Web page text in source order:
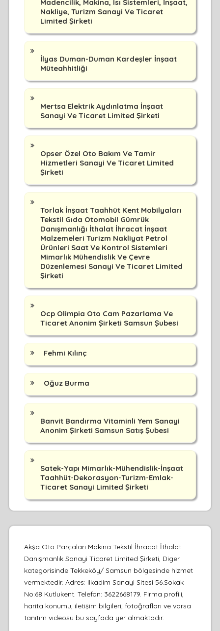
Madencilik, Makina, Isı Sistemleri, İnşaat,
Nakliye, Turizm Sanayi Ve Ticaret
Limited Şirketi
İlyas Duman-Duman Kardeşler İnşaat
Müteahhitliği
Mertsa Elektrik Aydınlatma İnşaat
Sanayi Ve Ticaret Limited Şirketi
Opser Özel Oto Bakım Ve Tamir
Hizmetleri Sanayi Ve Ticaret Limited
Şirketi
Torlak İnşaat Taahhüt Kent Mobilyaları
Tekstil Gıda Otomobil Gümrük
Danışmanlığı İthalat İhracat İnşaat
Malzemeleri Turizm Nakliyat Petrol
Ürünleri Saat Ve Kontrol Sistemleri
Mimarlık Mühendislik Ve Çevre
Düzenlemesi Sanayi Ve Ticaret Limited
Şirketi
Ocp Olimpia Oto Cam Pazarlama Ve
Ticaret Anonim Şirketi Samsun Şubesi
Fehmi Kılınç
Oğuz Burma
Banvit Bandırma Vitaminli Yem Sanayi
Anonim Şirketi Samsun Satış Şubesi
Satek-Yapı Mimarlık-Mühendislik-İnşaat
Taahhüt-Dekorasyon-Turizm-Emlak-
Ticaret Sanayi Limited Şirketi
Akşa Oto Parçaları Makina Tekstil İhracat İthalat
Danışmanlık Sanayi Ticaret Limited Şirketi, Diger
kategorisinde Tekkeköy/ Samsun bölgesinde hizmet
vermektedir. Adres: Ilkadim Sanayi Sitesi 56.Sokak
No:68 Kutlukent. Telefon: 3622668179. Firma profili,
harita konumu, iletişim bilgileri, fotoğrafları ve varsa
tanıtım videosu bu sayfada yer almaktadır.